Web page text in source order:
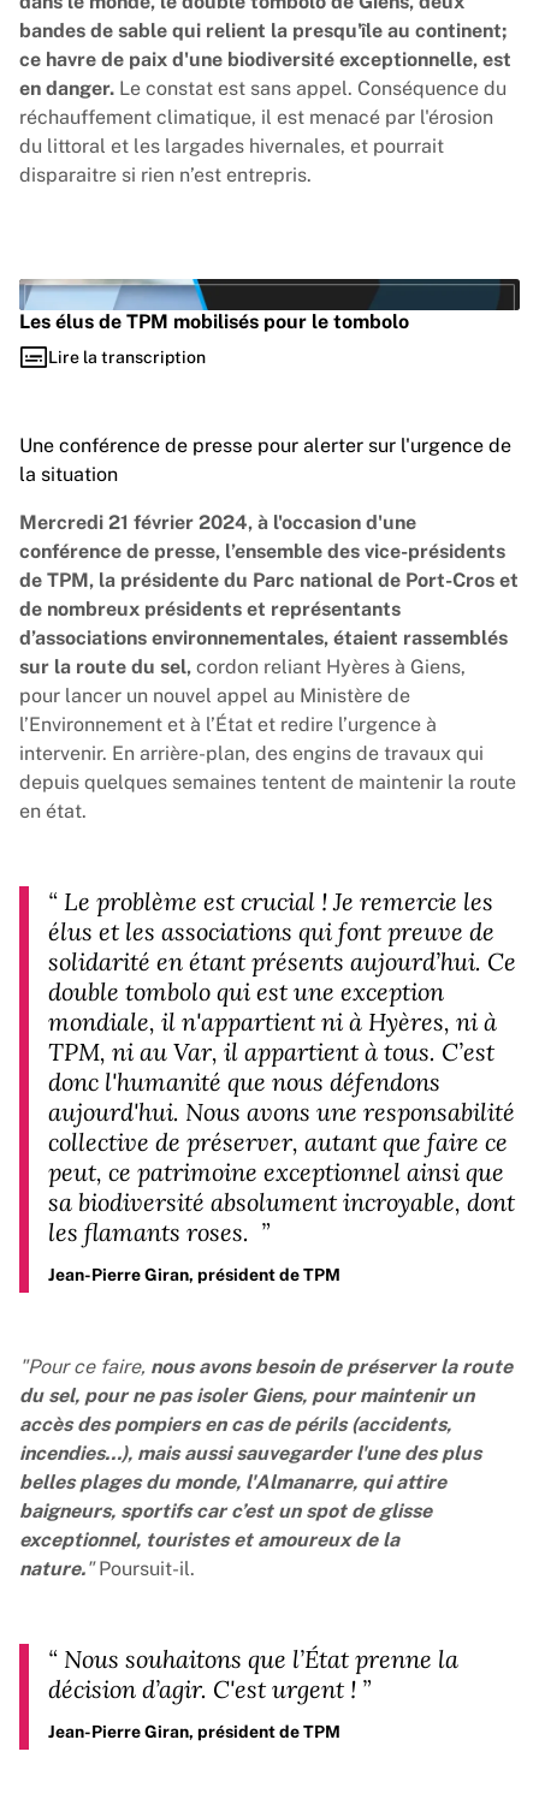
bandes de sable qui relient la presqu'île au continent;
ce havre de paix d'une biodiversité exceptionnelle, est
en danger. Le constat est sans appel. Conséquence du
réchauffement climatique, il est menacé par l'érosion
du littoral et les largades hivernales, et pourrait
disparaitre si rien n’est entrepris.
Les élus de TPM mobilisés pour le tombolo
Vimeo est désactivé.
Lire la transcription
Une conférence de presse pour alerter sur l'urgence de
la situation
Mercredi 21 février 2024, à l'occasion d'une
conférence de presse, l’ensemble des vice-présidents
de TPM, la présidente du Parc national de Port-Cros et
de nombreux présidents et représentants
d’associations environnementales, étaient rassemblés
sur la route du sel, cordon reliant Hyères à Giens,
pour lancer un nouvel appel au Ministère de
l’Environnement et à l’État et redire l’urgence à
intervenir. En arrière-plan, des engins de travaux qui
depuis quelques semaines tentent de maintenir la route
en état.
“ Le problème est crucial ! Je remercie les
élus et les associations qui font preuve de
solidarité en étant présents aujourd’hui. Ce
double tombolo qui est une exception
mondiale, il n'appartient ni à Hyères, ni à
TPM, ni au Var, il appartient à tous. C’est
donc l'humanité que nous défendons
aujourd'hui. Nous avons une responsabilité
collective de préserver, autant que faire ce
peut, ce patrimoine exceptionnel ainsi que
sa biodiversité absolument incroyable, dont
les flamants roses. ”
Jean-Pierre Giran, président de TPM
"Pour ce faire, nous avons besoin de préserver la route
du sel, pour ne pas isoler Giens, pour maintenir un
accès des pompiers en cas de périls (accidents,
incendies…), mais aussi sauvegarder l'une des plus
belles plages du monde, l'Almanarre, qui attire
baigneurs, sportifs car c’est un spot de glisse
exceptionnel, touristes et amoureux de la
nature."Poursuit-il.
“ Nous souhaitons que l’État prenne la
décision d’agir. C'est urgent ! ”
Jean-Pierre Giran, président de TPM